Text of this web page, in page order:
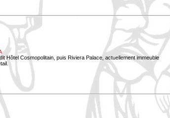
Hôtel Cosmopolitain, puis Riviera Palace, actuellement immeuble